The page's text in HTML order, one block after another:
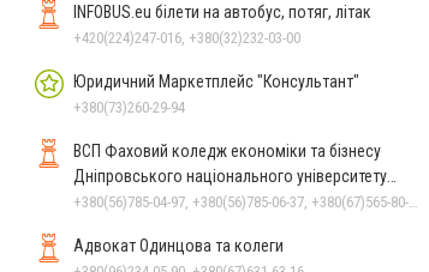
INFOBUS.eu білети на автобус, потяг, літак
+420(224)247-016, +380(32)232-03-00
Юридичний Маркетплейс "Консультант"
+380(73)260-29-94
ВСП Фаховий коледж економіки та бізнесу
Дніпровського національного університету
імені Олеся Гончара
Адвокат Одинцова та колеги